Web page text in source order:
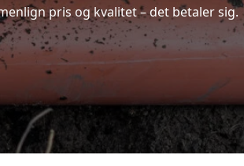
pris og kvalitet – det betaler sig.